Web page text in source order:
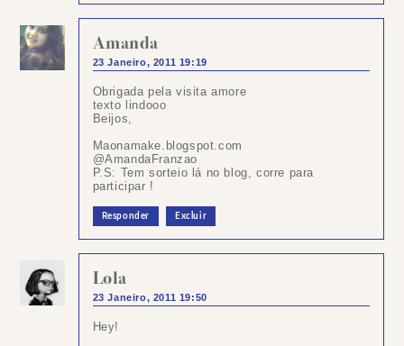
Amanda
23 Janeiro, 2011 19:19
Obrigada pela visita amore
texto lindooo
Beijos,
Maonamake.blogspot.com
@AmandaFranzao
P.S: Tem sorteio lá no blog, corre para
participar !
Responder Excluir
Lola
23 Janeiro, 2011 19:50
Hey!